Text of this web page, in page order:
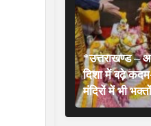
*उत्तराखण्ड –
दिशा में बढ़े
मंदिरों में भी